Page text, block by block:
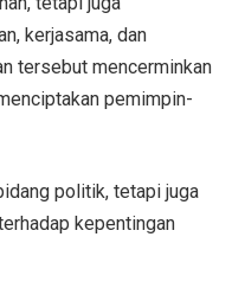
kerjasama, dan
tersebut mencerminkan
pemimpin-
politik, tetapi juga
kepentingan